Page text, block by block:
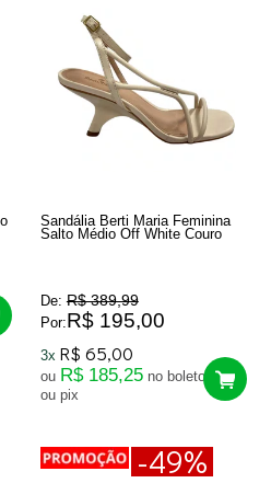
Sandália Berti Maria Feminina
Salto Médio Off White Couro
De: R$ 389,99
Por:R$ 195,00
3x R$ 65,00
ou R$ 185,25 no boleto
ou pix
-49%